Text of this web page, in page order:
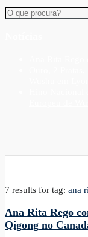
7 results for tag: ana
Ana Rita Rego
Qigong no